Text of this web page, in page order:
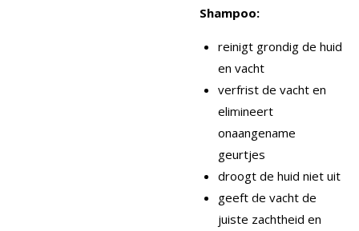
Shampoo:
reinigt grondig de huid
en vacht
verfrist de vacht en
elimineert
onaangename
geurtjes
droogt de huid niet uit
geeft de vacht de
juiste zachtheid en